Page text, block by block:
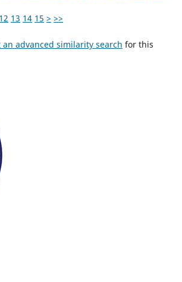
12 13 14 15 > >>
an advanced similarity search for this